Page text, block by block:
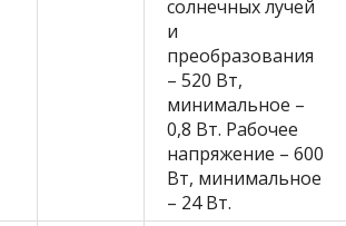
солнечных лучей
и
преобразования
– 520 Вт,
минимальное –
0,8 Вт. Рабочее
напряжение – 600
Вт, минимальное
– 24 Вт.